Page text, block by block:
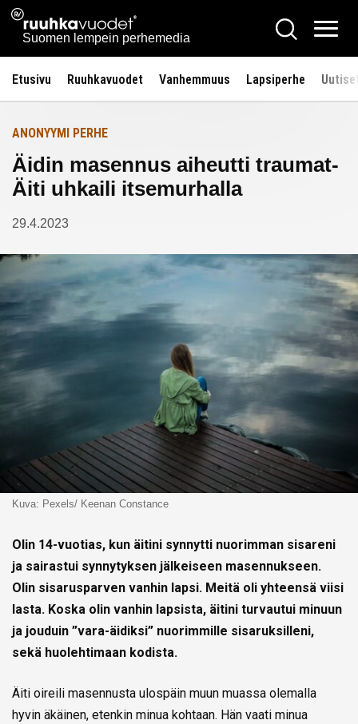
Siirry
sisältöön
Ruuhkavuodet.fi
Suomen lempein perhemedia
Hae
Etusivu Ruuhkavuodet Vanhemmuus Lapsiperhe
Etusivulle
ANONYYMI PERHE
Äidin masennus aiheutti traumat-
Äiti uhkaili itsemurhalla
29.4.2023
Kuva: Pexels/ Keenan Constance
Olin 14-vuotias, kun äitini synnytti nuorimman sisareni
ja sairastui synnytyksen jälkeiseen masennukseen.
Olin sisarusparven vanhin lapsi. Meitä oli yhteensä viisi
lasta. Koska olin vanhin lapsista, äitini turvautui minuun
ja jouduin ”vara-äidiksi” nuorimmille sisaruksilleni,
sekä huolehtimaan kodista.
Äiti oireili masennusta ulospäin muun muassa olemalla
hyvin äkäinen, etenkin minua kohtaan. Hän vaati minua